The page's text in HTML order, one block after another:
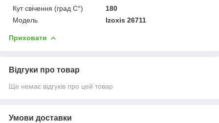
Кут свічення (град C°)
180
Мoдель
Izoxis 26711
Приховати
Відгуки про товар
Ще немає відгуків про цей товар
Умови доставки